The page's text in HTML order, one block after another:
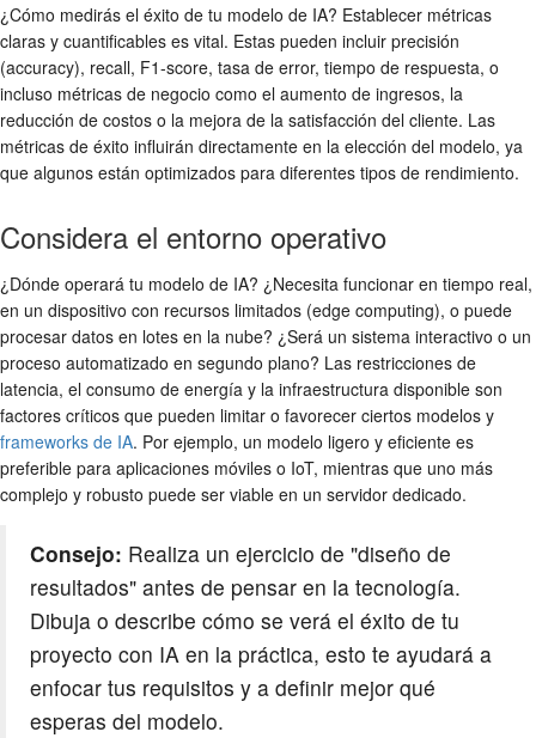
¿Cómo medirás el éxito de tu modelo de IA? Establecer métricas
claras y cuantificables es vital. Estas pueden incluir precisión
(accuracy), recall, F1-score, tasa de error, tiempo de respuesta, o
incluso métricas de negocio como el aumento de ingresos, la
reducción de costos o la mejora de la satisfacción del cliente. Las
métricas de éxito influirán directamente en la elección del modelo, ya
que algunos están optimizados para diferentes tipos de rendimiento.
Considera el entorno operativo
¿Dónde operará tu modelo de IA? ¿Necesita funcionar en tiempo real,
en un dispositivo con recursos limitados (edge computing), o puede
procesar datos en lotes en la nube? ¿Será un sistema interactivo o un
proceso automatizado en segundo plano? Las restricciones de
latencia, el consumo de energía y la infraestructura disponible son
factores críticos que pueden limitar o favorecer ciertos modelos y
frameworks de IA. Por ejemplo, un modelo ligero y eficiente es
preferible para aplicaciones móviles o IoT, mientras que uno más
complejo y robusto puede ser viable en un servidor dedicado.
Consejo: Realiza un ejercicio de "diseño de
resultados" antes de pensar en la tecnología.
Dibuja o describe cómo se verá el éxito de tu
proyecto con IA en la práctica, esto te ayudará a
enfocar tus requisitos y a definir mejor qué
esperas del modelo.